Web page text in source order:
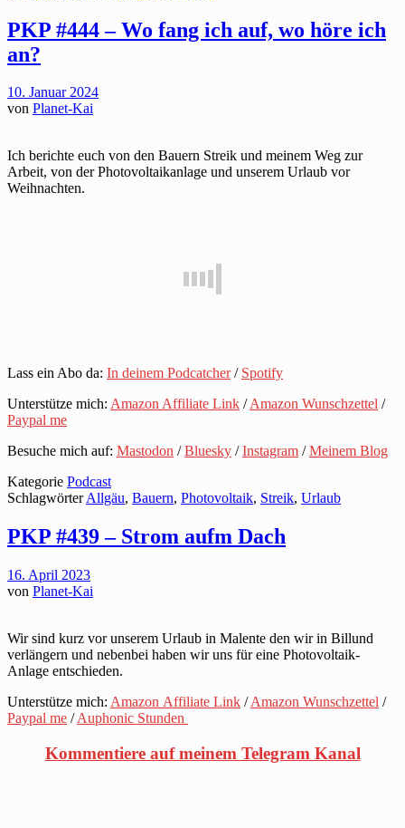
PKP #444 – Wo fang ich auf, wo höre ich
an?
10. Januar 2024
von Planet-Kai
Ich berichte euch von den Bauern Streik und meinem Weg zur
Arbeit, von der Photovoltaikanlage und unserem Urlaub vor
Weihnachten.
Lass ein Abo da: In deinem Podcatcher/ Spotify
Unterstütze mich: Amazon Affiliate Link /Amazon Wunschzettel /
Paypal me
Besuche mich auf: Mastodon /Bluesky /Instagram /Meinem Blog
Kategorie Podcast
SchlagwörterAllgäu, Bauern, Photovoltaik, Streik, Urlaub
PKP #439 – Strom aufm Dach
16. April 2023
von Planet-Kai
Wir sind kurz vor unserem Urlaub in Malente den wir in Billund
verlängern und nebenbei haben wir uns für eine Photovoltaik-
Anlage entschieden.
Unterstütze mich: Amazon Affiliate Link /Amazon Wunschzettel /
Paypal me /Auphonic Stunden
Kommentiere auf meinem Telegram Kanal